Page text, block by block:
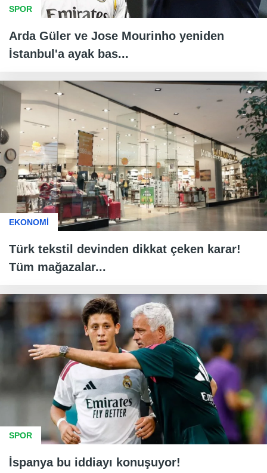
SPOR
Arda Güler ve Jose Mourinho yeniden
İstanbul'a ayak bas...
EKONOMİ
Türk tekstil devinden dikkat çeken karar!
Tüm mağazalar...
SPOR
İspanya bu iddiayı konuşuyor!